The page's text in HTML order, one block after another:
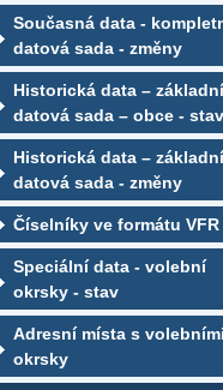
Současná data -
datová sada - změny
Historická data – základní
datová sada – obce - stav
Historická data – základní
datová sada - změny
Číselníky ve formátu VFR
Speciální data - volební
okrsky - stav
Adresní místa s volebními
okrsky